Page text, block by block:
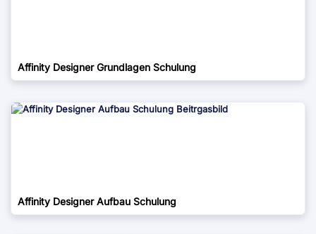
Affinity Designer Grundlagen Schulung
Affinity Designer Aufbau Schulung